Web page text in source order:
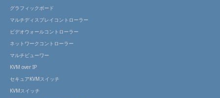
グラフィックボード
マルチディスプレイコントローラー
ビデオウォールコントローラー
ネットワークコントローラー
マルチビューワー
KVM over IP
セキュアKVMスイッチ
KVMスイッチ